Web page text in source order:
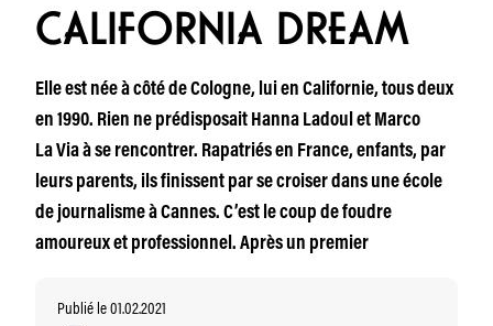
CALIFORNIA DREAM
Elle est née à côté de Cologne, lui en Californie, tous deux
en 1990. Rien ne prédisposait Hanna Ladoul et Marco
La Via à se rencontrer. Rapatriés en France, enfants, par
leurs parents, ils finissent par se croiser dans une école
de journalisme à Cannes. C’est le coup de foudre
amoureux et professionnel. Après un premier
Publié le 01.02.2021